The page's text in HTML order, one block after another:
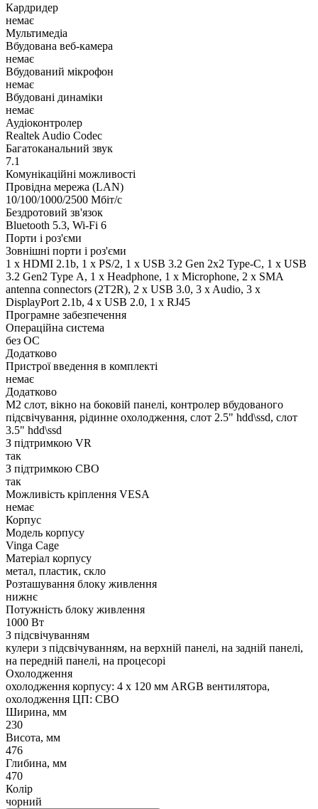
Кардридер
немає
Мультимедіа
Вбудована веб-камера
немає
Вбудований мікрофон
немає
Вбудовані динаміки
немає
Аудіоконтролер
Realtek Audio Codec
Багатоканальний звук
7.1
Комунікаційні можливості
Провідна мережа (LAN)
10/100/1000/2500 Мбіт/с
Бездротовий зв'язок
Bluetooth 5.3, Wi-Fi 6
Порти і роз'єми
Зовнішні порти і роз'єми
1 x HDMI 2.1b, 1 x PS/2, 1 x USB 3.2 Gen 2x2 Type-C, 1 x USB
3.2 Gen2 Type А, 1 x Нeadphone, 1 х Microphone, 2 x SMA
antenna connectors (2T2R), 2 x USB 3.0, 3 x Audio, 3 x
DisplayPort 2.1b, 4 x USB 2.0, 1 x RJ45
Програмне забезпечення
Операційна система
без ОС
Додатково
Пристрої введення в комплекті
немає
Додатково
M2 слот, вікно на боковій панелі, контролер вбудованого
підсвічування, рідинне охолодження, слот 2.5" hdd\ssd, слот
3.5" hdd\ssd
З підтримкою VR
так
З підтримкою СВО
так
Можливість кріплення VESA
немає
Корпус
Модель корпусу
Vinga Cage
Матеріал корпусу
метал, пластик, скло
Розташування блоку живлення
нижнє
Потужність блоку живлення
1000 Вт
З підсвічуванням
кулери з підсвічуванням, на верхній панелі, на задній панелі,
на передній панелі, на процесорі
Охолодження
охолодження корпусу: 4 x 120 мм ARGB вентилятора,
охолодження ЦП: СВО
Ширина, мм
230
Висота, мм
476
Глибина, мм
470
Колір
чорний